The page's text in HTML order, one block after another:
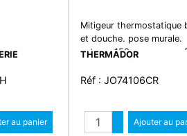
quantité
quantité
au panier
Mitigeur thermostatique
et douche. pose murale.
entraxe 150mm. norme nf.
THERMADOR
Réf : JO74106CR
Quantité
Augmenter
Diminuer
Ajouter au